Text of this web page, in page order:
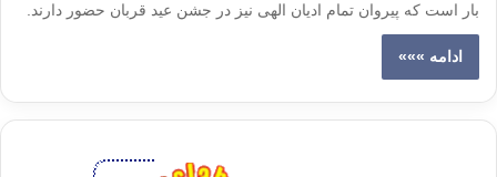
بار است که پیروان تمام ادیان الهی نیز در جشن عید قربان حضور دارند.
ادامه »»»